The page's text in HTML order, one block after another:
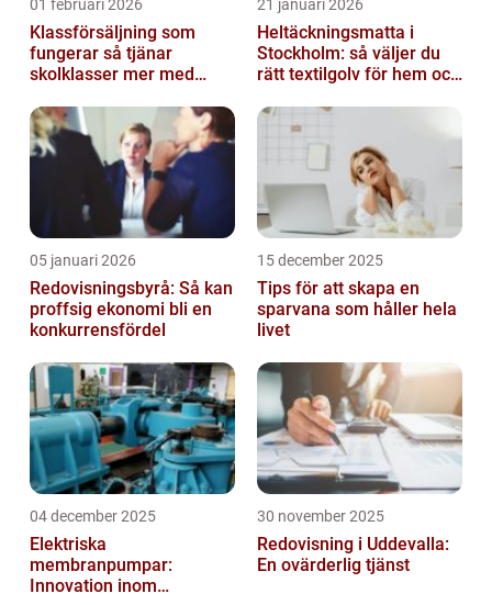
01 februari 2026
Klassförsäljning som
fungerar så tjänar
skolklasser mer med
21 januari 2026
Heltäckningsmatta i
Stockholm: så väljer du
rätt textilgolv för hem och
05 januari 2026
Redovisningsbyrå: Så kan
proffsig ekonomi bli en
konkurrensfördel
15 december 2025
Tips för att skapa en
sparvana som håller hela
livet
04 december 2025
Elektriska
membranpumpar:
Innovation inom
30 november 2025
Redovisning i Uddevalla:
En ovärderlig tjänst